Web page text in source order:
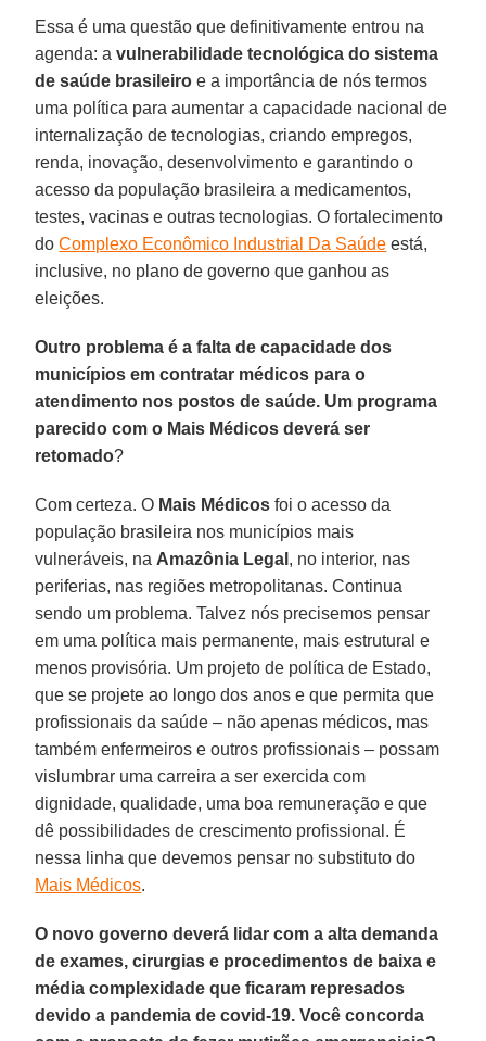
Essa é uma questão que definitivamente entrou na
agenda: a vulnerabilidade tecnológica do sistema
de saúde brasileiro e a importância de nós termos
uma política para aumentar a capacidade nacional de
internalização de tecnologias, criando empregos,
renda, inovação, desenvolvimento e garantindo o
acesso da população brasileira a medicamentos,
testes, vacinas e outras tecnologias. O fortalecimento
do Complexo Econômico Industrial Da Saúde está,
inclusive, no plano de governo que ganhou as
eleições.
Outro problema é a falta de capacidade dos
municípios em contratar médicos para o
atendimento nos postos de saúde. Um programa
parecido com o Mais Médicos deverá ser
retomado?
Com certeza. O Mais Médicos foi o acesso da
população brasileira nos municípios mais
vulneráveis, na Amazônia Legal , no interior, nas
periferias, nas regiões metropolitanas. Continua
sendo um problema. Talvez nós precisemos pensar
em uma política mais permanente, mais estrutural e
menos provisória. Um projeto de política de Estado,
que se projete ao longo dos anos e que permita que
profissionais da saúde – não apenas médicos, mas
também enfermeiros e outros profissionais – possam
vislumbrar uma carreira a ser exercida com
dignidade, qualidade, uma boa remuneração e que
dê possibilidades de crescimento profissional. É
nessa linha que devemos pensar no substituto do
Mais Médicos.
O novo governo deverá lidar com a alta demanda
de exames, cirurgias e procedimentos de baixa e
média complexidade que ficaram represados
devido a pandemia de covid-19. Você concorda